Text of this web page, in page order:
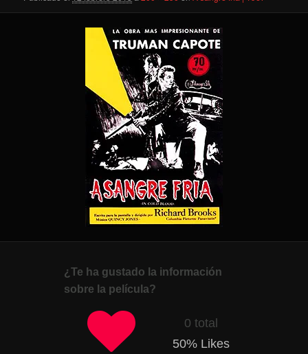
¿Te ha gustado la información
sobre la película?
0 total
50% Likes